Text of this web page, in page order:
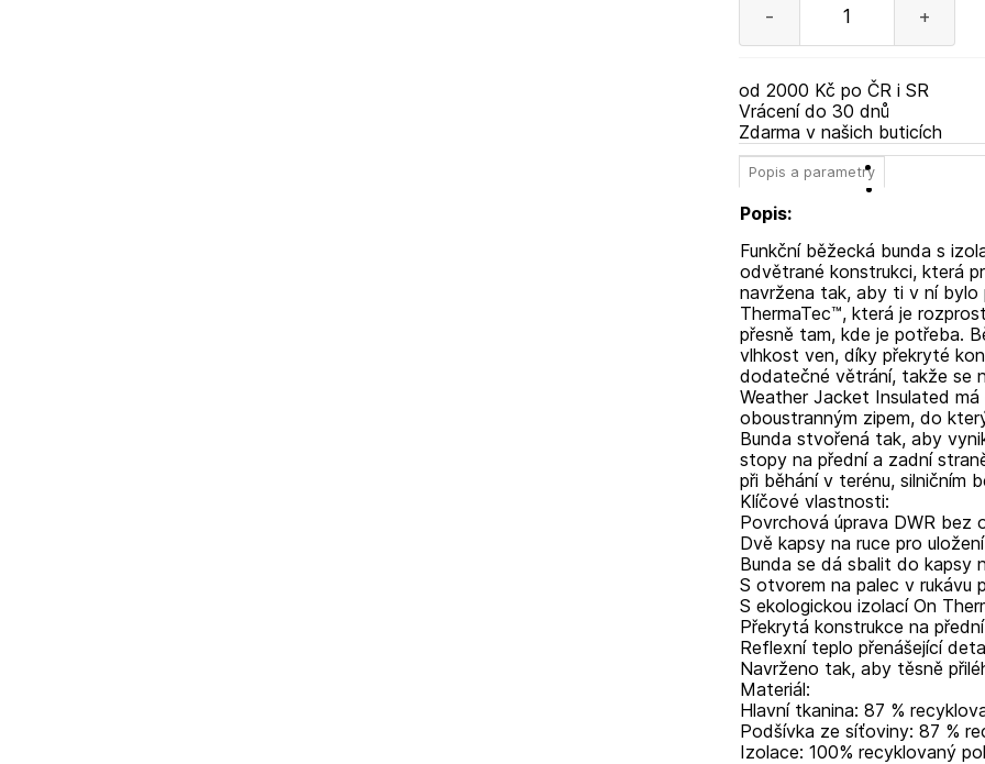
- +
od 2000 Kč po ČR i SR
Vrácení do 30 dnů
Zdarma v našich buticích
Popis a parametry
Popis:
Funkční běžecká bunda s
odvětrané konstrukci, která
navržena tak, aby ti v ní bylo
ThermaTec™, která je
přesně tam, kde je potřeba.
vlhkost ven, díky překryté
dodatečné větrání, takže se
Weather Jacket Insulated
oboustranným zipem, do
Bunda stvořená tak, aby
stopy na přední a zadní
při běhání v terénu, silničním
Klíčové vlastnosti:
Povrchová úprava DWR bez
Dvě kapsy na ruce pro
Bunda se dá sbalit do kapsy
S otvorem na palec v rukávu
S ekologickou izolací On
Překrytá konstrukce na
Reflexní teplo přenášející
Navrženo tak, aby těsně
Materiál:
Hlavní tkanina: 87 %
Podšívka ze síťoviny: 87 %
Izolace: 100% recyklovaný